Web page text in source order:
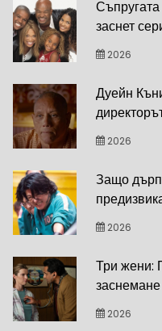
заснет
2026
Дуейн
2026
Защо
2026
Три жени:
2026